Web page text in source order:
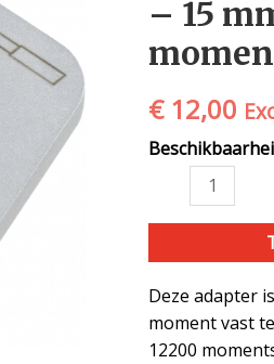
– 15
€12,00
-
mm
-
momentsleutel
65100
Deze adapter
moment vast
12200